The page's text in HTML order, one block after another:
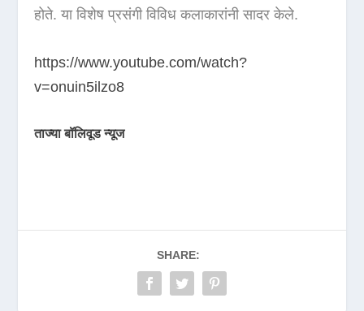
होते. या विशेष प्रसंगी विविध कलाकारांनी सादर केले.
https://www.youtube.com/watch?
v=onuin5ilzo8
ताज्या बॉलिवूड न्यूज
SHARE: